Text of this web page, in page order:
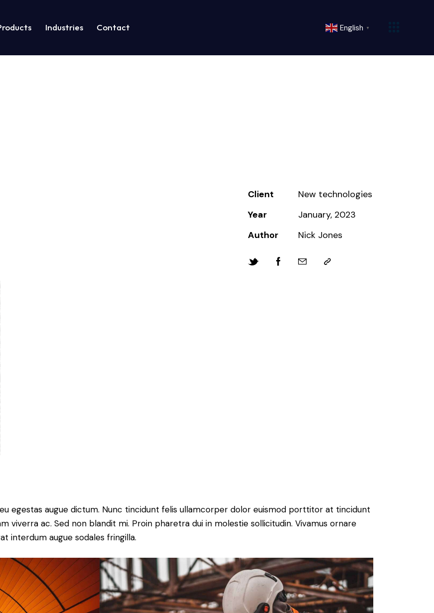
Industries Contact English ▼
Client
New technologies
Year
January, 2023
Author
Nick Jones
egestas augue dictum. Nunc tincidunt felis ullamcorper dolor euismod porttitor at tincidunt
viverra ac. Sed non blandit mi. Proin pharetra dui in molestie sollicitudin. Vivamus ornare
interdum augue sodales fringilla.